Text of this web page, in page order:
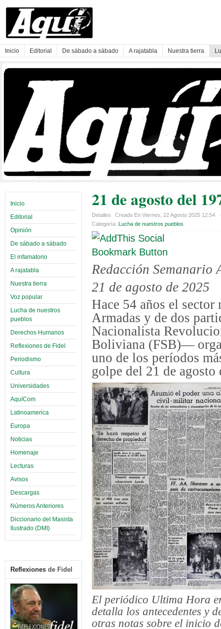
Inicio Editorial De sábado a sábado A rajatabla Nuestra tierra
Inicio
Editorial
Opinión
De sábado a sábado
El infamatorio
A rajatabla
Nuestra tierra
Voz popular
Lucha de nuestros
pueblos
Derechos Humanos
Reflexiones de Fidel
Periodismo
Cultura
Universidades
AquíCom
Latinoamerica
Europa
Noticias
Homenaje
Lecturas
Avisos
Descargas
Números Anteriores
Diccionario del Masista
Ilustrado (DMI)
Reflexiones de Fidel
21 de agosto del
Detalles Creado En Viernes, 22 Agosto 2025 12:54
Categoría: Lucha de nuestros pueblos
Redacción Semanario
21 de agosto de 2025
Hace 54 años el sector
Armadas y de dos
Nacionalista
Boliviana (FSB)—
uno de los períodos
golpe del 21 de agosto
El periódico Ultima Hora
detalla los antecedentes y
otras notas sobre el inicio